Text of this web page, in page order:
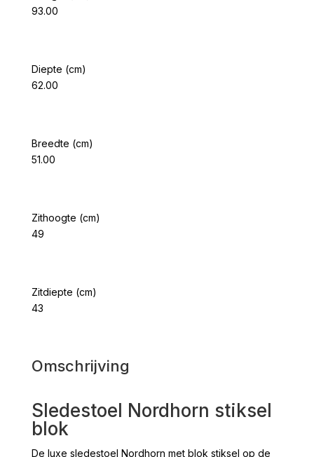
93.00
Diepte (cm)
62.00
Breedte (cm)
51.00
Zithoogte (cm)
49
Zitdiepte (cm)
43
Omschrijving
Sledestoel Nordhorn stiksel
blok
De luxe sledestoel Nordhorn met blok stiksel op de